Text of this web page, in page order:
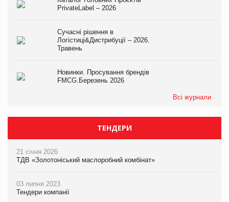
PrivateLabel – 2026
Сучасні рішення в
Логістиці&Дистрибуції – 2026.
Травень
Новинки. Просування брендів
FMCG.Березень 2026
Всі журнали
ТЕНДЕРИ
21 січня 2026
ТДВ «Золотоніський маслоробний комбінат»
03 липня 2023
Тендери компанії